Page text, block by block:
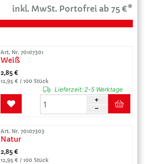
inkl. MwSt. Portofrei ab 75 €*
Art. Nr. 70107301
Weiß
2,85 €
12,95 € / 100 Stück
Lieferzeit:2-5 Werktage
Art. Nr. 70107303
Natur
2,85 €
12,95 € / 100 Stück